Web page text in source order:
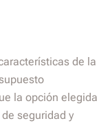
de la
la opción elegida
seguridad y